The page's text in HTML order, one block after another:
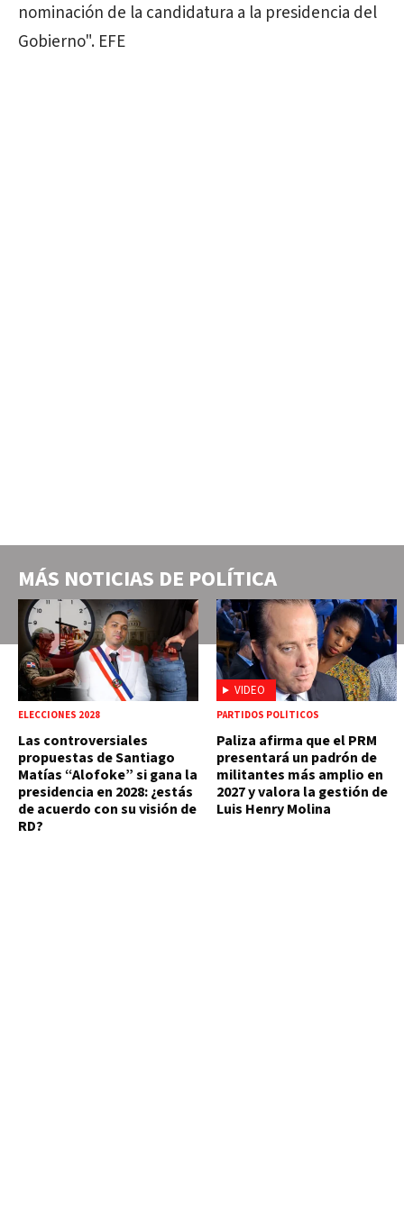
nominación de la candidatura a la presidencia del
Gobierno". EFE
MÁS NOTICIAS DE POLÍTICA
ELECCIONES 2028
Las controversiales
propuestas de Santiago
Matías “Alofoke” si gana la
presidencia en 2028: ¿estás
de acuerdo con su visión de
RD?
VIDEO
PARTIDOS POLÍTICOS
Paliza afirma que el PRM
presentará un padrón de
militantes más amplio en
2027 y valora la gestión de
Luis Henry Molina